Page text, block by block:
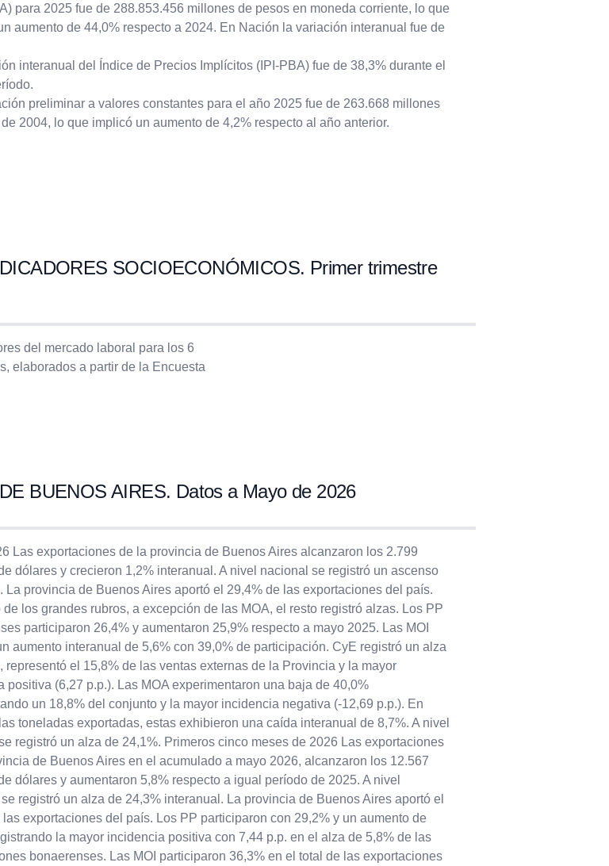
para 2025 fue de 288.853.456 millones de pesos en moneda corriente, lo que
aumento de 44,0% respecto a 2024. En Nación la variación interanual fue de
interanual del Índice de Precios Implícitos (IPI-PBA) fue de 38,3% durante el
preliminar a valores constantes para el año 2025 fue de 263.668 millones
2004, lo que implicó un aumento de 4,2% respecto al año anterior.
SOCIOECONÓMICOS. Primer trimestre
del mercado laboral para los 6
elaborados a partir de la Encuesta
BUENOS AIRES. Datos a Mayo de 2026
Las exportaciones de la provincia de Buenos Aires alcanzaron los 2.799
dólares y crecieron 1,2% interanual. A nivel nacional se registró un ascenso
La provincia de Buenos Aires aportó el 29,4% de las exportaciones del país.
de los grandes rubros, a excepción de las MOA, el resto registró alzas. Los PP
participaron 26,4% y aumentaron 25,9% respecto a mayo 2025. Las MOI
aumento interanual de 5,6% con 39,0% de participación. CyE registró un alza
representó el 15,8% de las ventas externas de la Provincia y la mayor
positiva (6,27 p.p.). Las MOA experimentaron una baja de 40,0%
un 18,8% del conjunto y la mayor incidencia negativa (-12,69 p.p.). En
toneladas exportadas, estas exhibieron una caída interanual de 8,7%. A nivel
registró un alza de 24,1%. Primeros cinco meses de 2026 Las exportaciones
de Buenos Aires en el acumulado a mayo 2026, alcanzaron los 12.567
dólares y aumentaron 5,8% respecto a igual período de 2025. A nivel
registró un alza de 24,3% interanual. La provincia de Buenos Aires aportó el
las exportaciones del país. Los PP participaron con 29,2% y un aumento de
la mayor incidencia positiva con 7,44 p.p. en el alza de 5,8% de las
bonaerenses. Las MOI participaron 36,3% en el total de las exportaciones